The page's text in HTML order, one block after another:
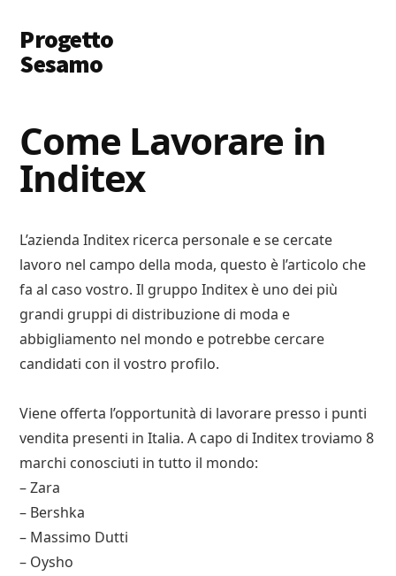
main
content
primary
sidebar
menu
Progetto
Sesamo
Porte
a
Soldi
Lavoro
Come Lavorare in
Inditex
L’azienda Inditex ricerca personale e se cercate
lavoro nel campo della moda, questo è l’articolo che
fa al caso vostro. Il gruppo Inditex è uno dei più
grandi gruppi di distribuzione di moda e
abbigliamento nel mondo e potrebbe cercare
candidati con il vostro profilo.
Viene offerta l’opportunità di lavorare presso i punti
vendita presenti in Italia. A capo di Inditex troviamo 8
marchi conosciuti in tutto il mondo:
– Zara
– Bershka
– Massimo Dutti
– Oysho